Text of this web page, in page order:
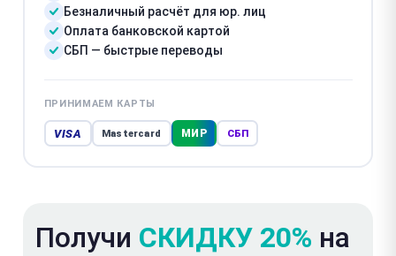
Безналичный расчёт для юр. лиц
Оплата банковской картой
СБП — быстрые переводы
ПРИНИМАЕМ КАРТЫ
VISA Mastercard МИР СБП
Получи СКИДКУ 20% на